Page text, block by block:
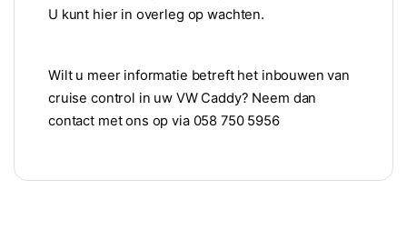
U kunt hier in overleg op wachten.
Wilt u meer informatie betreft het inbouwen van
cruise control in uw VW Caddy? Neem dan
contact met ons op via 058 750 5956